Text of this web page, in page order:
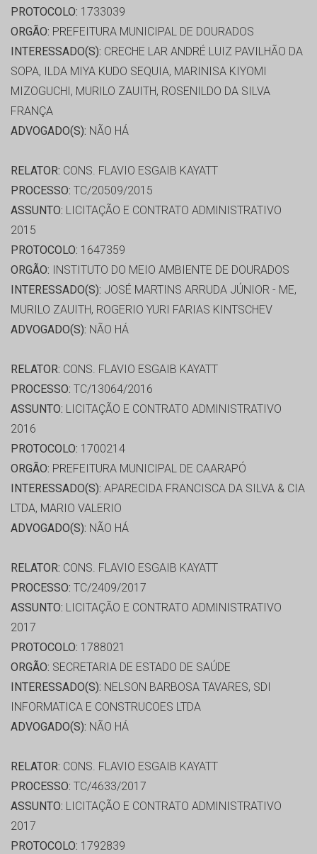
PROTOCOLO: 1733039
ORGÃO: PREFEITURA MUNICIPAL DE DOURADOS
INTERESSADO(S): CRECHE LAR ANDRÉ LUIZ PAVILHÃO DA
SOPA, ILDA MIYA KUDO SEQUIA, MARINISA KIYOMI
MIZOGUCHI, MURILO ZAUITH, ROSENILDO DA SILVA
FRANÇA
ADVOGADO(S): NÃO HÁ
RELATOR: CONS. FLAVIO ESGAIB KAYATT
PROCESSO: TC/20509/2015
ASSUNTO: LICITAÇÃO E CONTRATO ADMINISTRATIVO
2015
PROTOCOLO: 1647359
ORGÃO: INSTITUTO DO MEIO AMBIENTE DE DOURADOS
INTERESSADO(S): JOSÉ MARTINS ARRUDA JÚNIOR - ME,
MURILO ZAUITH, ROGERIO YURI FARIAS KINTSCHEV
ADVOGADO(S): NÃO HÁ
RELATOR: CONS. FLAVIO ESGAIB KAYATT
PROCESSO: TC/13064/2016
ASSUNTO: LICITAÇÃO E CONTRATO ADMINISTRATIVO
2016
PROTOCOLO: 1700214
ORGÃO: PREFEITURA MUNICIPAL DE CAARAPÓ
INTERESSADO(S): APARECIDA FRANCISCA DA SILVA & CIA
LTDA, MARIO VALERIO
ADVOGADO(S): NÃO HÁ
RELATOR: CONS. FLAVIO ESGAIB KAYATT
PROCESSO: TC/2409/2017
ASSUNTO: LICITAÇÃO E CONTRATO ADMINISTRATIVO
2017
PROTOCOLO: 1788021
ORGÃO: SECRETARIA DE ESTADO DE SAÚDE
INTERESSADO(S): NELSON BARBOSA TAVARES, SDI
INFORMATICA E CONSTRUCOES LTDA
ADVOGADO(S): NÃO HÁ
RELATOR: CONS. FLAVIO ESGAIB KAYATT
PROCESSO: TC/4633/2017
ASSUNTO: LICITAÇÃO E CONTRATO ADMINISTRATIVO
2017
PROTOCOLO: 1792839